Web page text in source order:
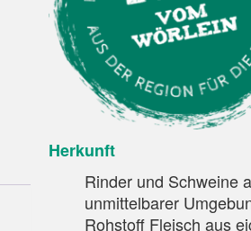
Herkunft
Rinder und Schweine
unmittelbarer
Rohstoff Fleisch aus